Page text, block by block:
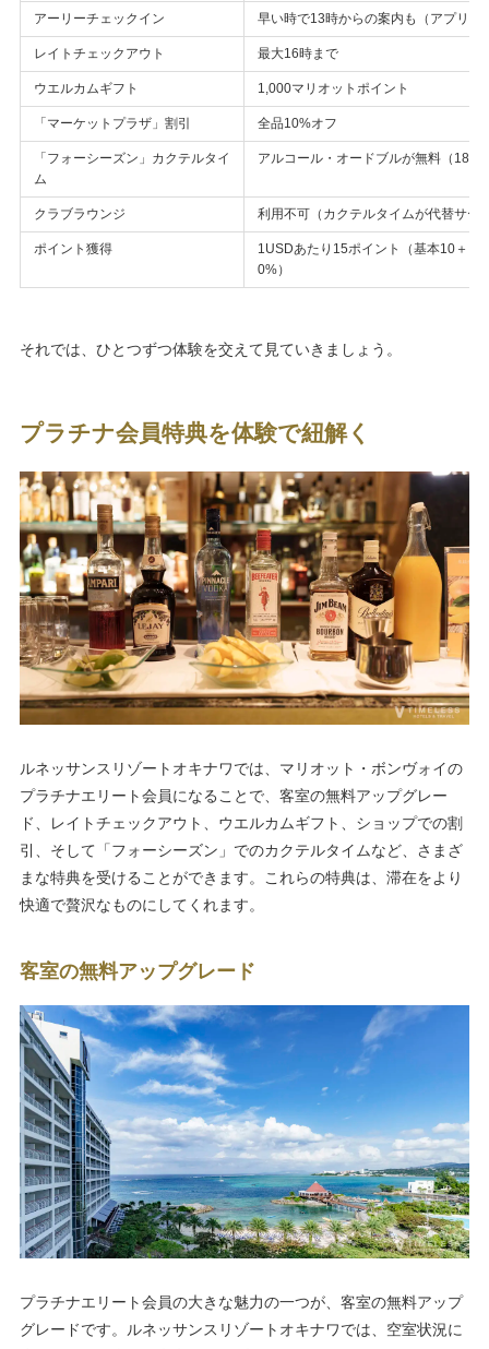
アーリーチェックイン 早い時で13時からの案内も（アプリ通
レイトチェックアウト 最大16時まで
ウエルカムギフト 1,000マリオットポイント
「マーケットプラザ」割引 全品10%オフ
「フォーシーズン」カクテルタイ
ム
アルコール・オードブルが無料（
クラブラウンジ 利用不可（カクテルタイムが代替サー
ポイント獲得
1USDあたり15ポイント（基本10＋プ
0%）
それでは、ひとつずつ体験を交えて見ていきましょう。
プラチナ会員特典を体験で紐解く
ルネッサンスリゾートオキナワでは、マリオット・ボンヴォイの
プラチナエリート会員になることで、客室の無料アップグレー
ド、レイトチェックアウト、ウエルカムギフト、ショップでの割
引、そして「フォーシーズン」でのカクテルタイムなど、さまざ
まな特典を受けることができます。これらの特典は、滞在をより
快適で贅沢なものにしてくれます。
客室の無料アップグレード
プラチナエリート会員の大きな魅力の一つが、客室の無料アップ
グレードです。ルネッサンスリゾートオキナワでは、空室状況に